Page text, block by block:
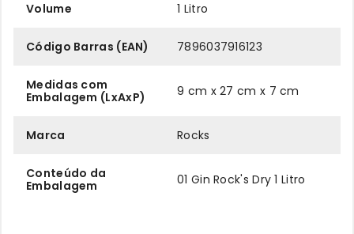
Volume 1 Litro
Código Barras (EAN) 7896037916123
Medidas com
Embalagem (LxAxP)
9 cm x 27 cm x 7 cm
Marca Rocks
Conteúdo da
Embalagem
01 Gin Rock's Dry 1 Litro